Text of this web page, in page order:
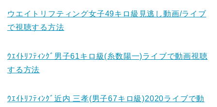
ウエイトリフティング女子49キロ級見逃し動画/ライブ
で視聴する方法
ｳｴｲﾄﾘﾌﾃｨﾝｸﾞ男子61キロ級(糸数陽一)ライブで動画視聴
する方法
ｳｴｲﾄﾘﾌﾃｨﾝｸﾞ近内 三孝(男子67キロ級)2020ライブで動